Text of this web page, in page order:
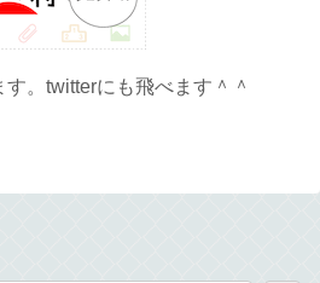
。twitterにも飛べます＾＾